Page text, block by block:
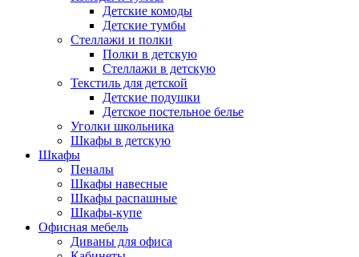
Детские комоды
Детские тумбы
Стеллажи и полки
Полки в детскую
Стеллажи в детскую
Текстиль для детской
Детские подушки
Детское постельное белье
Уголки школьника
Шкафы в детскую
Шкафы
Пеналы
Шкафы навесные
Шкафы распашные
Шкафы-купе
Офисная мебель
Диваны для офиса